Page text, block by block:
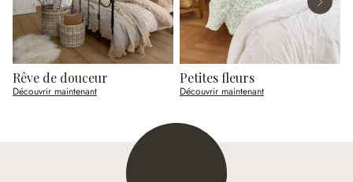
Rêve de douceur
Découvrir maintenant
Petites fleurs
Découvrir maintenant